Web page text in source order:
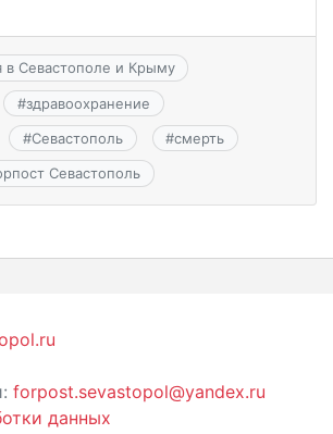
в Севастополе и Крыму
#здравоохранение
#Севастополь #смерть
Севастополь
forpost.sevastopol@yandex.ru
данных